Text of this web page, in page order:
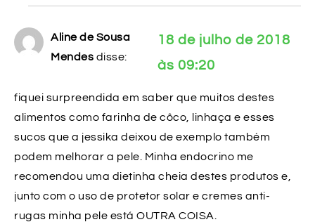
Aline de Sousa
Mendes disse:
18 de julho de 2018
às 09:20
fiquei surpreendida em saber que muitos destes
alimentos como farinha de côco, linhaça e esses
sucos que a jessika deixou de exemplo também
podem melhorar a pele. Minha endocrino me
recomendou uma dietinha cheia destes produtos e,
junto com o uso de protetor solar e cremes anti-
rugas minha pele está OUTRA COISA.